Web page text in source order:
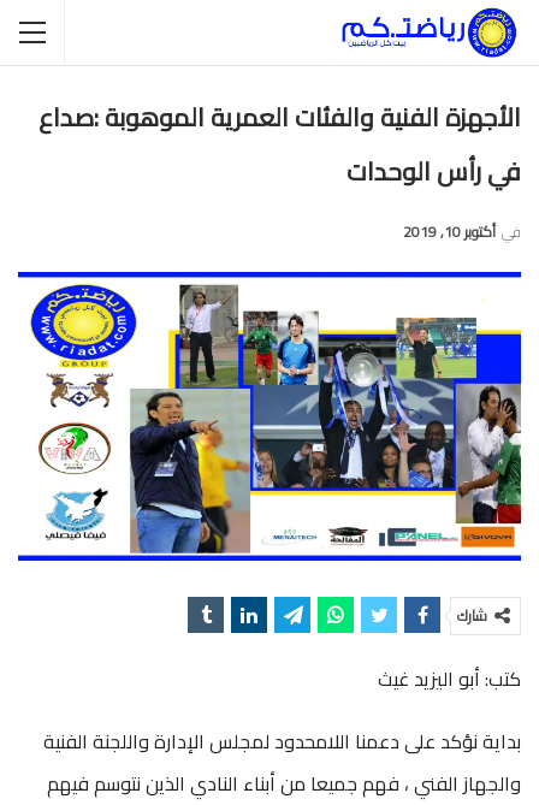
الأجهزة الفنية والفئات العمرية الموهوبة :صداع
في رأس الوحدات
في أكتوبر 10, 2019
شارك
كتب: أبو اليزيد غيث
بداية نؤكد على دعمنا اللامحدود لمجلس الإدارة واللجنة الفنية
والجهاز الفني ، فهم جميعا من أبناء النادي الذين نتوسم فيهم